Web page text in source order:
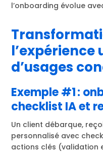
l’onboarding évolue
l’expérience
d’usages
Exemple #1 :
checklist IA et
Un client débarque,
personnalisé avec
actions clés (validation